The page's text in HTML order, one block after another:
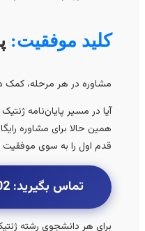
کلید موفقیت:
مشاوره در هر مرحله، کمک در
آیا در مسیر پایان‌نامه ژنتیک به
همین حالا برای مشاوره رایگان
قدم اول را به سوی موفقیت
تماس بگیرید: 09356661302
برای هر دانشجوی رشته ژنتیک،